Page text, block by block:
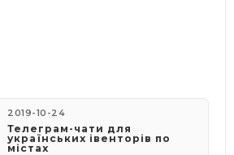
2019-10-24
Телеграм-чати для
українських івенторів по
містах